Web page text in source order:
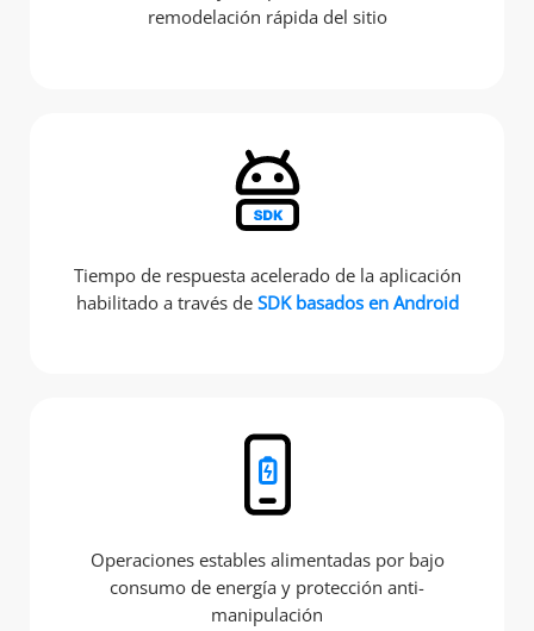
remodelación rápida del sitio
Tiempo de respuesta acelerado de la aplicación
habilitado a través de SDK basados en Android
Operaciones estables alimentadas por bajo
consumo de energía y protección anti-
manipulación